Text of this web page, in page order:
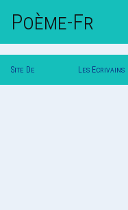
Poème-Fr
Site De Les Ecrivains